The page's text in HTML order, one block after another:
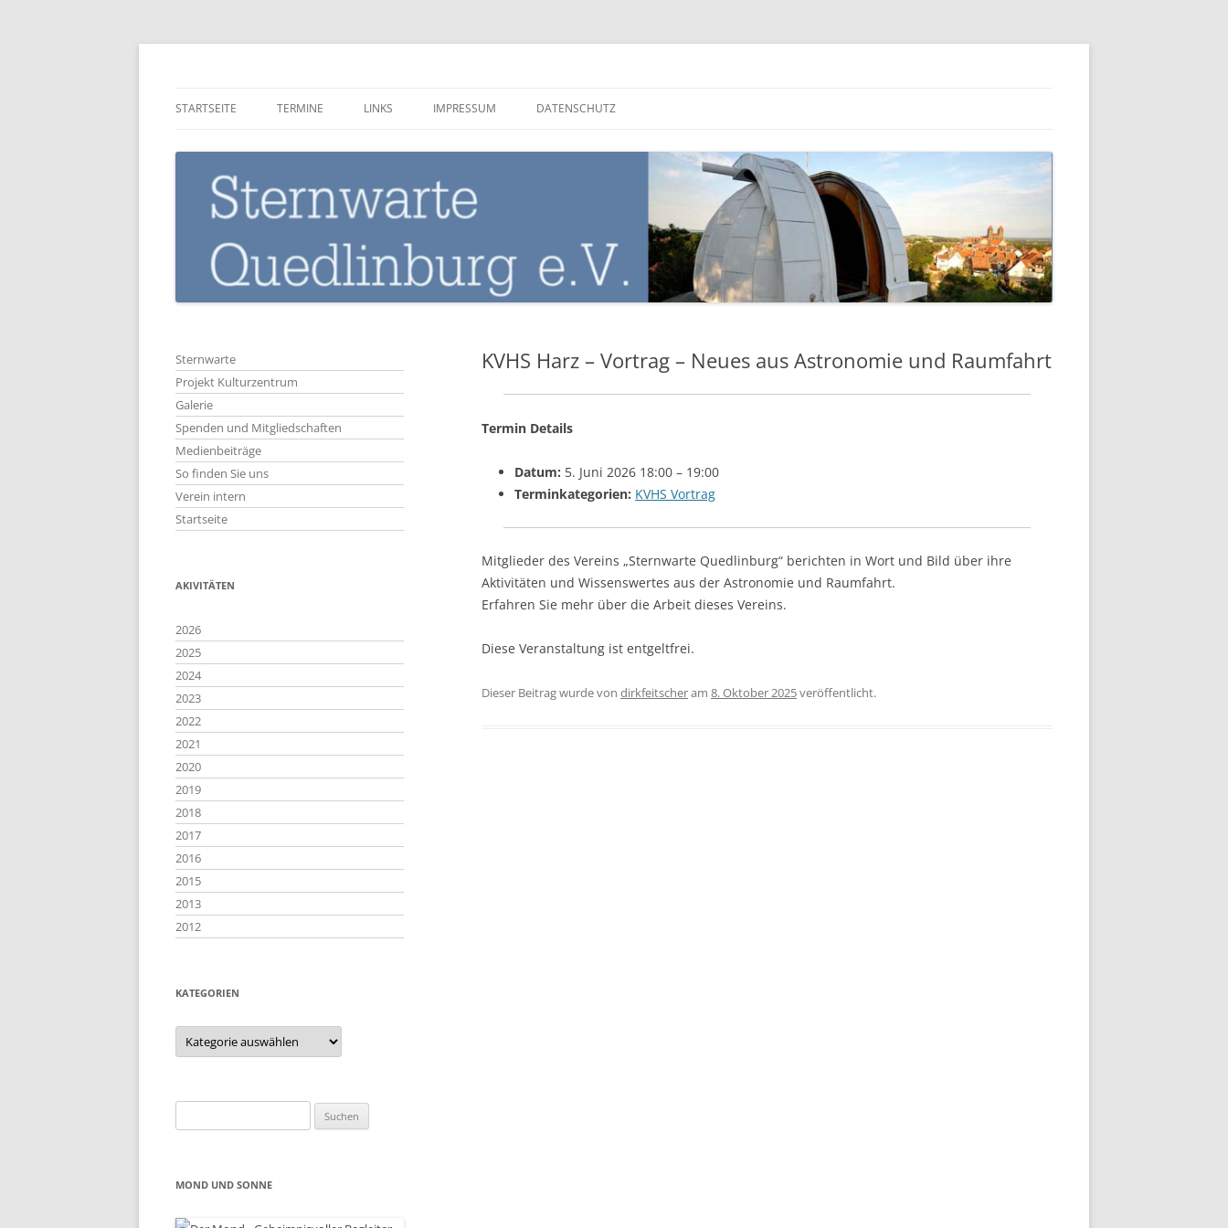
Zum
STARTSEITE TERMINE LINKS IMPRESSUM DATENSCHUTZ
KVHS Harz – Vortrag – Neues aus Astronomie und Raumfahrt
Termin Details
Datum: 5. Juni 2026 18:00 – 19:00
Terminkategorien: KVHS Vortrag
Mitglieder des Vereins „Sternwarte Quedlinburg“ berichten in Wort und Bild über ihre
Aktivitäten und Wissenswertes aus der Astronomie und Raumfahrt.
Erfahren Sie mehr über die Arbeit dieses Vereins.
Diese Veranstaltung ist entgeltfrei.
Dieser Beitrag wurdevondirkfeitscheram8. Oktober 2025veröffentlicht.
Sternwarte
Projekt Kulturzentrum
Galerie
Spenden und Mitgliedschaften
Medienbeiträge
So finden Sie uns
Verein intern
Startseite
AKIVITÄTEN
2026
2025
2024
2023
2022
2021
2020
2019
2018
2017
2016
2015
2013
2012
KATEGORIEN
Kategorien
nach:
MOND UND SONNE